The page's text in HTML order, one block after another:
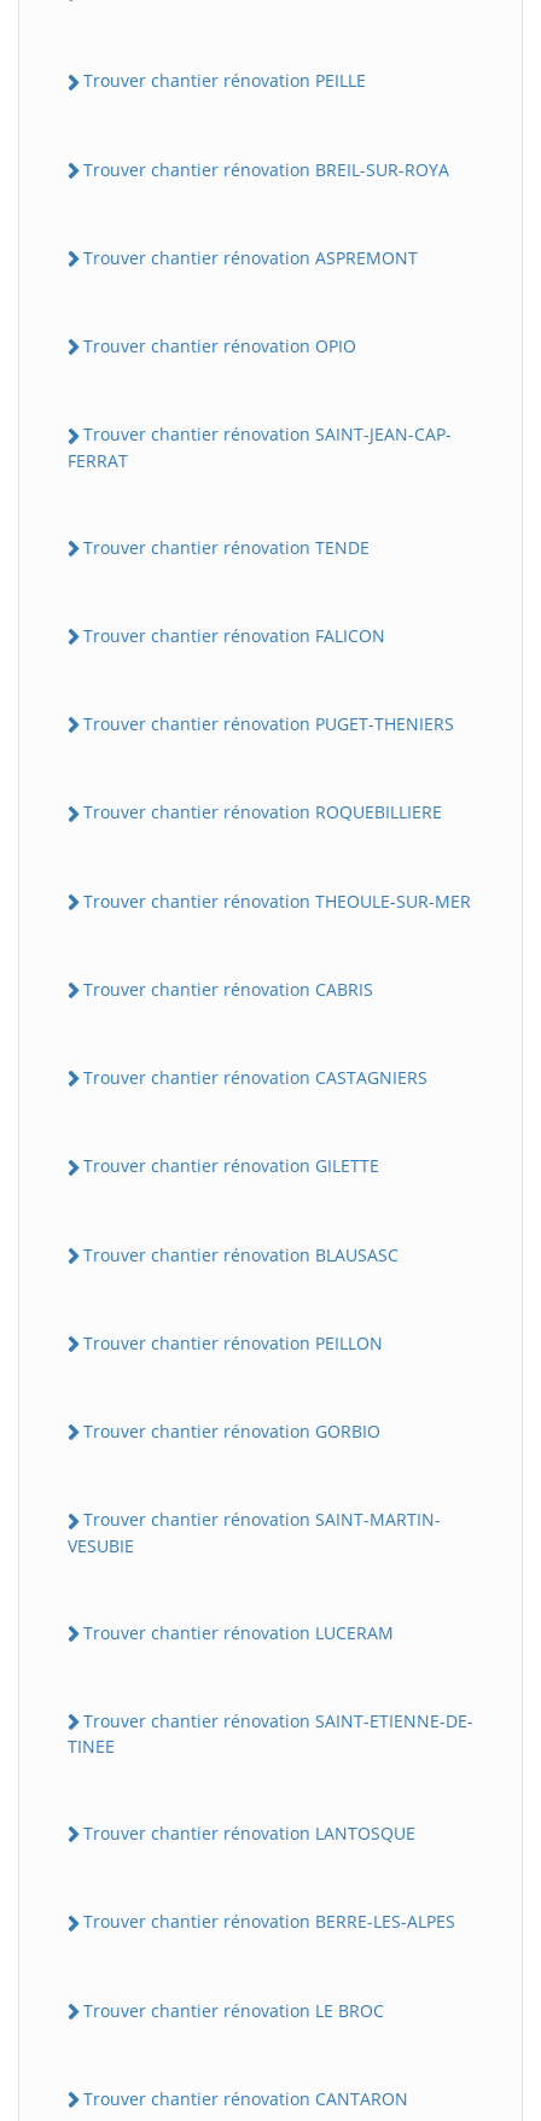
Trouver chantier rénovation PEILLE
Trouver chantier rénovation BREIL-SUR-ROYA
Trouver chantier rénovation ASPREMONT
Trouver chantier rénovation OPIO
Trouver chantier rénovation SAINT-JEAN-CAP-
FERRAT
Trouver chantier rénovation TENDE
Trouver chantier rénovation FALICON
Trouver chantier rénovation PUGET-THENIERS
Trouver chantier rénovation ROQUEBILLIERE
Trouver chantier rénovation THEOULE-SUR-MER
Trouver chantier rénovation CABRIS
Trouver chantier rénovation CASTAGNIERS
Trouver chantier rénovation GILETTE
Trouver chantier rénovation BLAUSASC
Trouver chantier rénovation PEILLON
Trouver chantier rénovation GORBIO
Trouver chantier rénovation SAINT-MARTIN-
VESUBIE
Trouver chantier rénovation LUCERAM
Trouver chantier rénovation SAINT-ETIENNE-DE-
TINEE
Trouver chantier rénovation LANTOSQUE
Trouver chantier rénovation BERRE-LES-ALPES
Trouver chantier rénovation LE BROC
Trouver chantier rénovation CANTARON